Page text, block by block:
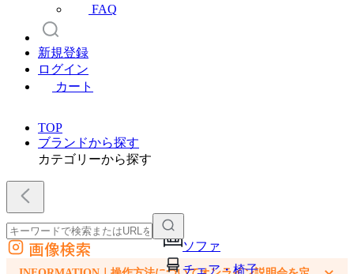
FAQ
新規登録
ログイン
カート
TOP
ブランドから探す
カテゴリーから探す
ソファ
チェア・椅子
外部サイトの商品をカートに追加
他のサイトで見つけた商品ページのURLを貼り付けて、カートに追加できます
画像検索